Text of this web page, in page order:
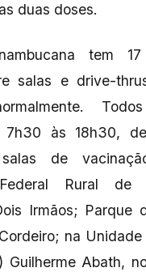
duas doses.
tem
salas e drive-
7h30 às 18h30,
de
Rural de
Irmãos; Parque
na
Guilherme Abath,